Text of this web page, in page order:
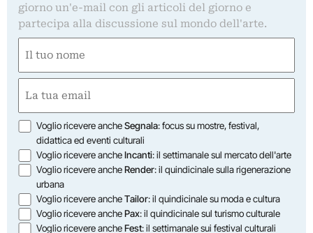
giorno un'e-mail con gli articoli del giorno e
partecipa alla discussione sul mondo dell'arte.
(Required)
First
(Required)
Opzioni
Voglio ricevere ancheSegnala: focus su mostre, festival,
didattica ed eventi culturali
Voglio ricevere ancheIncanti: il settimanale sul mercato dell'arte
Voglio ricevere ancheRender: il quindicinale sulla rigenerazione
urbana
Voglio ricevere ancheTailor: il quindicinale su moda e cultura
Voglio ricevere anchePax: il quindicinale sul turismo culturale
Voglio ricevere ancheFest: il settimanale sui festival culturali